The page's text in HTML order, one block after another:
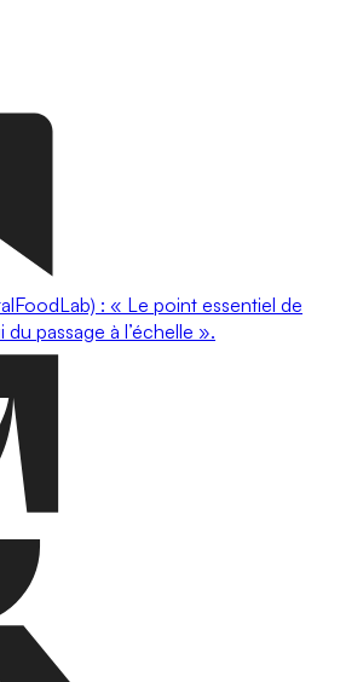
: « Le point essentiel de
passage à l’échelle ».